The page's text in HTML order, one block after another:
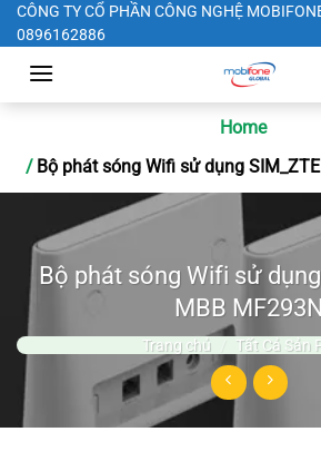
Chuyển
đến
CÔNG TY CỔ PHẦN CÔNG NGHỆ
0896162886
Home
Bộ phát sóng Wifi sử dụng
Bộ phát sóng Wifi sử
MBB MF293N
Trang chủ Tất Cả Sản